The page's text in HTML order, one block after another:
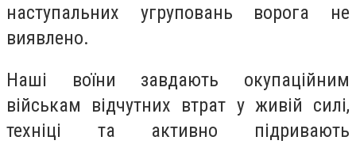
наступальних угруповань ворога не
виявлено.
Наші воїни завдають окупаційним
військам відчутних втрат у живій силі,
техніці та активно підривають